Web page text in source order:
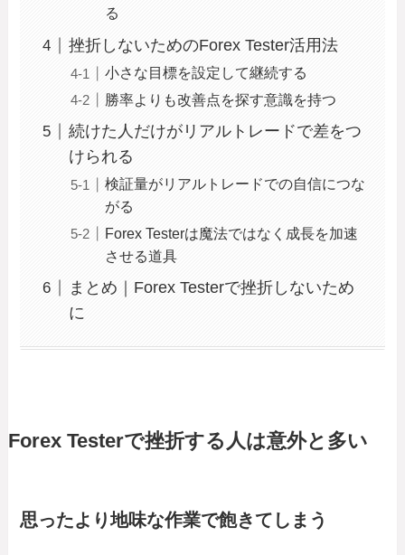
る
挫折しないためのForex Tester活用法
小さな目標を設定して継続する
勝率よりも改善点を探す意識を持つ
続けた人だけがリアルトレードで差をつ
けられる
検証量がリアルトレードでの自信につな
がる
Forex Testerは魔法ではなく成長を加速
させる道具
まとめ｜Forex Testerで挫折しないため
に
Forex Testerで挫折する人は意外と多い
思ったより地味な作業で飽きてしまう